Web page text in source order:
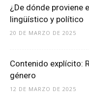
¿De dónde proviene
lingüístico y político
20 DE MARZO DE 2025
Contenido explícito:
género
12 DE MARZO DE 2025